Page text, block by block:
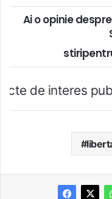
Ai o opinie
public